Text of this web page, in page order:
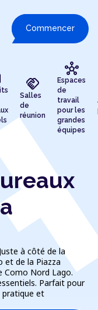
Commencer
handshake
Salles
de
réunion
hub
Espaces
de
travail
pour les
grandes
équipes
à côté de la
et de la Piazza
Como Nord Lago.
Parfait pour
pratique et